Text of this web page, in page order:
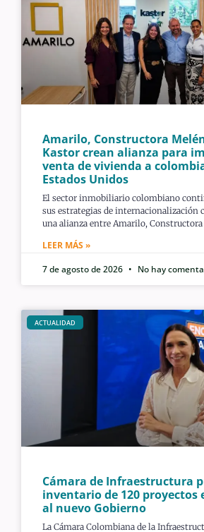
Amarilo, Constructora
Kastor crean alianza para
venta de vivienda a
Estados Unidos
El sector inmobiliario colombiano
sus estrategias de internacionalización
una alianza entre Amarilo,
LEER MÁS »
7 de agosto de 2026
No hay
ACTUALIDAD
Cámara de Infraestructura
inventario de 120 proyectos
al nuevo Gobierno
La Cámara Colombiana de la